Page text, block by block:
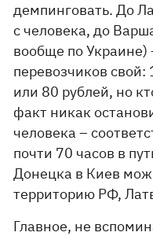
демпинговать. До
с человека, до
вообще по
перевозчиков свой:
или 80 рублей, но
факт никак
человека –
почти 70 часов в
Донецка в Киев
территорию РФ,
Главное, не